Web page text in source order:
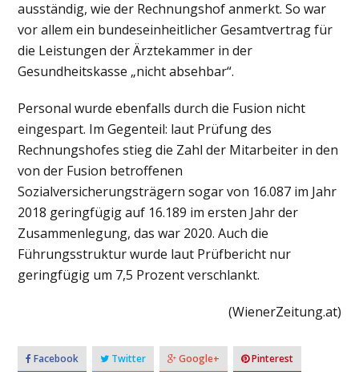
ausständig, wie der Rechnungshof anmerkt. So war
vor allem ein bundeseinheitlicher Gesamtvertrag für
die Leistungen der Ärztekammer in der
Gesundheitskasse „nicht absehbar“.
Personal wurde ebenfalls durch die Fusion nicht
eingespart. Im Gegenteil: laut Prüfung des
Rechnungshofes stieg die Zahl der Mitarbeiter in den
von der Fusion betroffenen
Sozialversicherungsträgern sogar von 16.087 im Jahr
2018 geringfügig auf 16.189 im ersten Jahr der
Zusammenlegung, das war 2020. Auch die
Führungsstruktur wurde laut Prüfbericht nur
geringfügig um 7,5 Prozent verschlankt.
(WienerZeitung.at)
Facebook Twitter Google+ Pinterest